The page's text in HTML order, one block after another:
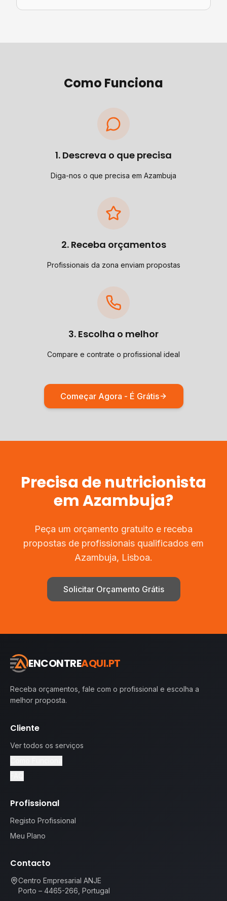
Como Funciona
1. Descreva o que precisa
Diga-nos o que precisa em Azambuja
2. Receba orçamentos
Profissionais da zona enviam propostas
3. Escolha o melhor
Compare e contrate o profissional ideal
Começar Agora - É Grátis
Precisa denutricionista
emAzambuja?
Peça um orçamento gratuito e receba
propostas de profissionais qualificados em
Azambuja, Lisboa.
Solicitar Orçamento Grátis
ENCONTREAQUI.PT
Receba orçamentos, fale com o profissional e escolha a
melhor proposta.
Cliente
Ver todos os serviços
Profissional
Registo Profissional
Meu Plano
Contacto
Centro Empresarial ANJE
Porto – 4465-266, Portugal